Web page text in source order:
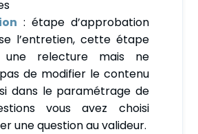
: étape d’approbation
l’entretien, cette étape
une relecture mais ne
de modifier le contenu
dans le paramétrage de
vous avez choisi
une question au valideur.